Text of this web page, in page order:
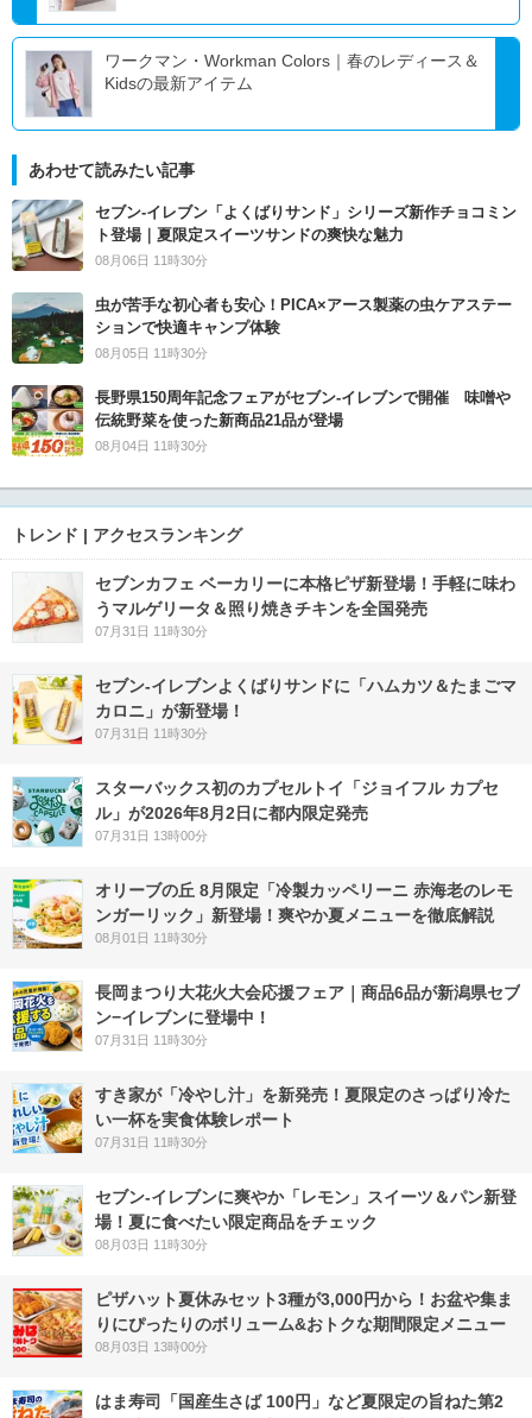
ワークマン・Workman Colors｜春のレディース＆
Kidsの最新アイテム
あわせて読みたい記事
セブン‐イレブン「よくばりサンド」シリーズ新作チョコミン
ト登場｜夏限定スイーツサンドの爽快な魅力
08月06日 11時30分
虫が苦手な初心者も安心！PICA×アース製薬の虫ケアステー
ションで快適キャンプ体験
08月05日 11時30分
長野県150周年記念フェアがセブン-イレブンで開催 味噌や
伝統野菜を使った新商品21品が登場
08月04日 11時30分
トレンド | アクセスランキング
セブンカフェ ベーカリーに本格ピザ新登場！手軽に味わ
うマルゲリータ＆照り焼きチキンを全国発売
07月31日 11時30分
セブン‐イレブンよくばりサンドに「ハムカツ＆たまごマ
カロニ」が新登場！
07月31日 11時30分
スターバックス初のカプセルトイ「ジョイフル カプセ
ル」が2026年8月2日に都内限定発売
07月31日 13時00分
オリーブの丘 8月限定「冷製カッペリーニ 赤海老のレモ
ンガーリック」新登場！爽やか夏メニューを徹底解説
08月01日 11時30分
長岡まつり大花火大会応援フェア｜商品6品が新潟県セブ
ン−イレブンに登場中！
07月31日 11時30分
すき家が「冷やし汁」を新発売！夏限定のさっぱり冷た
い一杯を実食体験レポート
07月31日 11時30分
セブン‐イレブンに爽やか「レモン」スイーツ＆パン新登
場！夏に食べたい限定商品をチェック
08月03日 11時30分
ピザハット夏休みセット3種が3,000円から！お盆や集ま
りにぴったりのボリューム&おトクな期間限定メニュー
08月03日 13時00分
はま寿司「国産生さば 100円」など夏限定の旨ねた第2